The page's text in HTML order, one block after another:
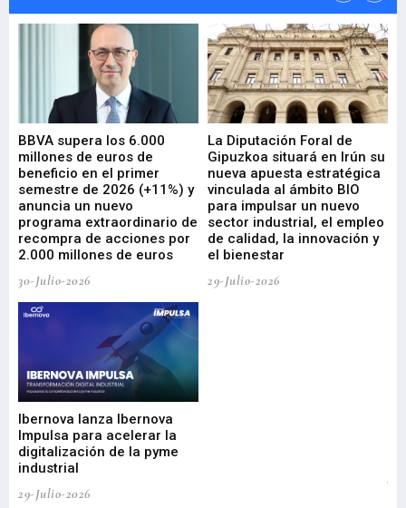
BBVA supera los 6.000
millones de euros de
beneficio en el primer
semestre de 2026 (+11%) y
anuncia un nuevo
programa extraordinario de
recompra de acciones por
2.000 millones de euros
30-Julio-2026
La Diputación Foral de
Gipuzkoa situará en Irún su
nueva apuesta estratégica
vinculada al ámbito BIO
para impulsar un nuevo
sector industrial, el empleo
de calidad, la innovación y
el bienestar
29-Julio-2026
Ibernova lanza Ibernova
Impulsa para acelerar la
digitalización de la pyme
industrial
29-Julio-2026